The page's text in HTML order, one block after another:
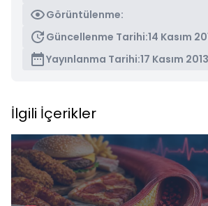
Görüntülenme:
Güncellenme Tarihi:14 Kasım
Yayınlanma Tarihi:17 Kasım 2013
İlgili İçerikler